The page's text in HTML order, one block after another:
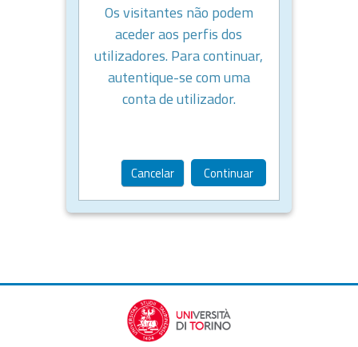
Os visitantes não podem
aceder aos perfis dos
utilizadores. Para continuar,
autentique-se com uma
conta de utilizador.
Cancelar Continuar